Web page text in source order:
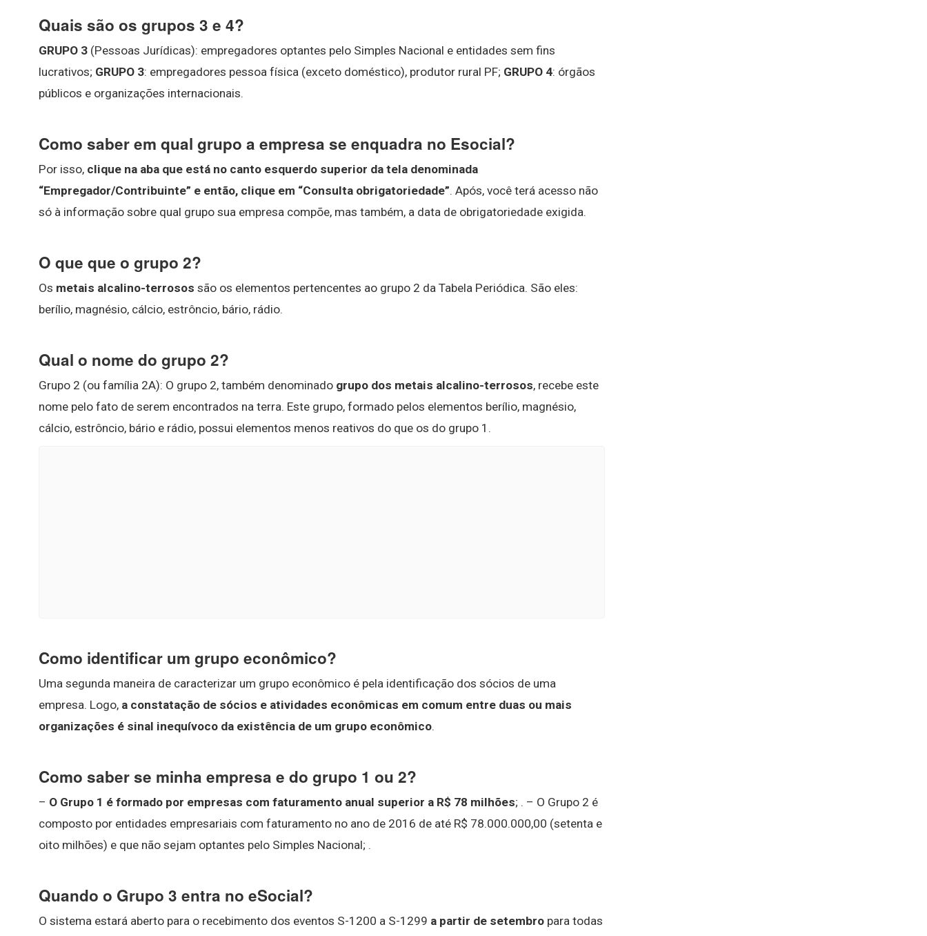
Quais são os grupos 3 e 4?
GRUPO 3 (Pessoas Jurídicas): empregadores optantes pelo Simples Nacional e entidades sem fins
lucrativos; GRUPO 3: empregadores pessoa física (exceto doméstico), produtor rural PF; GRUPO 4: órgãos
públicos e organizações internacionais.
Como saber em qual grupo a empresa se enquadra no Esocial?
Por isso, clique na aba que está no canto esquerdo superior da tela denominada
“Empregador/Contribuinte” e então, clique em “Consulta obrigatoriedade”. Após, você terá acesso não
só à informação sobre qual grupo sua empresa compõe, mas também, a data de obrigatoriedade exigida.
O que que o grupo 2?
Os metais alcalino-terrosos são os elementos pertencentes ao grupo 2 da Tabela Periódica. São eles:
berílio, magnésio, cálcio, estrôncio, bário, rádio.
Qual o nome do grupo 2?
Grupo 2 (ou família 2A): O grupo 2, também denominado grupo dos metais alcalino-terrosos, recebe este
nome pelo fato de serem encontrados na terra. Este grupo, formado pelos elementos berílio, magnésio,
cálcio, estrôncio, bário e rádio, possui elementos menos reativos do que os do grupo 1.
Como identificar um grupo econômico?
Uma segunda maneira de caracterizar um grupo econômico é pela identificação dos sócios de uma
empresa. Logo, a constatação de sócios e atividades econômicas em comum entre duas ou mais
organizações é sinal inequívoco da existência de um grupo econômico.
Como saber se minha empresa e do grupo 1 ou 2?
– O Grupo 1 é formado por empresas com faturamento anual superior a R$ 78 milhões; . – O Grupo 2 é
composto por entidades empresariais com faturamento no ano de 2016 de até R$ 78.000.000,00 (setenta e
oito milhões) e que não sejam optantes pelo Simples Nacional; .
Quando o Grupo 3 entra no eSocial?
O sistema estará aberto para o recebimento dos eventos S-1200 a S-1299 a partir de setembro para todas